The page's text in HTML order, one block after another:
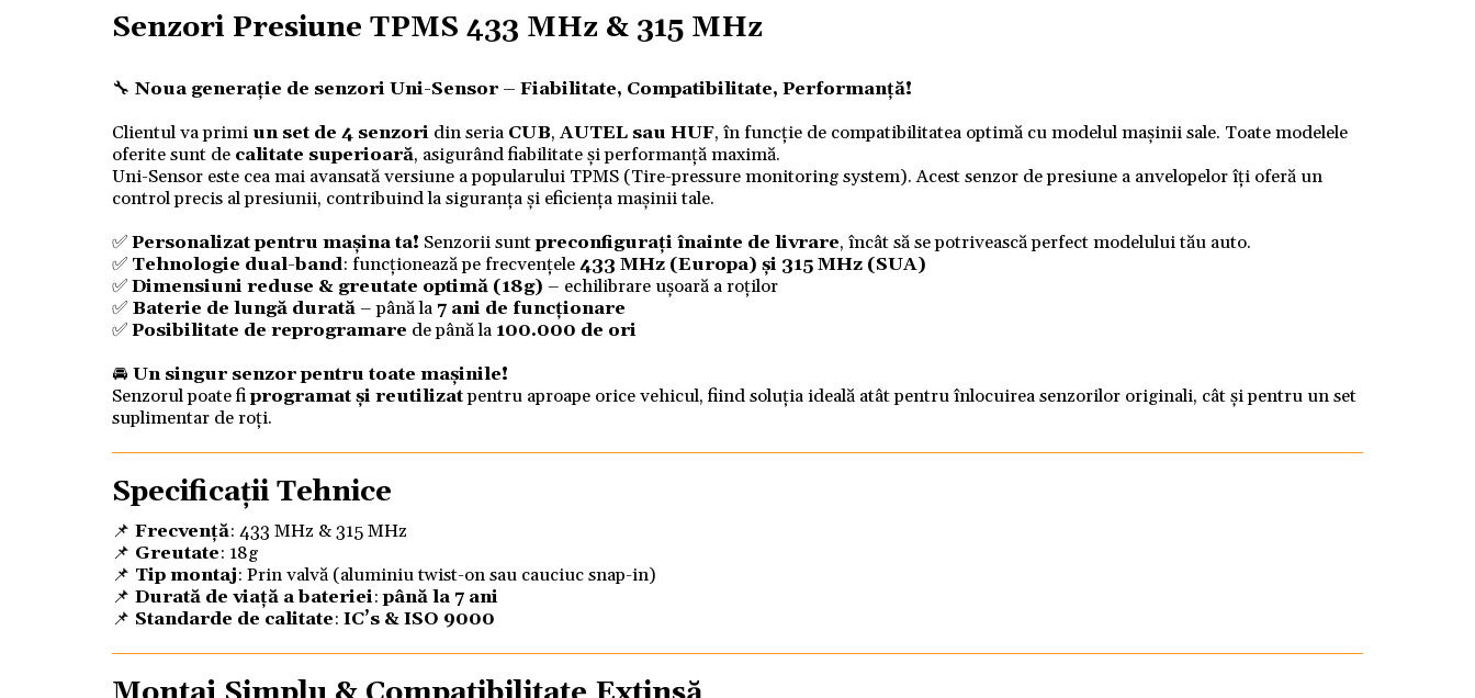
Senzori Presiune TPMS 433 MHz & 315 MHz
🔧 Noua generație de senzori Uni-Sensor – Fiabilitate, Compatibilitate, Performanță!
Clientul va primi un set de 4 senzori din seria CUB, AUTEL sau HUF, în funcție de compatibilitatea optimă cu modelul mașinii sale. Toate modelele
oferite sunt de calitate superioară, asigurând fiabilitate și performanță maximă.
Uni-Sensor este cea mai avansată versiune a popularului TPMS (Tire-pressure monitoring system). Acest senzor de presiune a anvelopelor îți oferă un
control precis al presiunii, contribuind la siguranța și eficiența mașinii tale.
✅Personalizat pentru mașina ta! Senzorii suntpreconfigurați înainte de livrare, încât să se potrivească perfect modelului tău auto.
✅ Tehnologie dual-band: funcționează pe frecvențele433 MHz (Europa) și 315 MHz (SUA)
✅Dimensiuni reduse & greutate optimă (18g) – echilibrare ușoară a roților
✅ Baterie de lungă durată– până la 7 ani de funcționare
✅Posibilitate de reprogramare de până la 100.000 de ori
🚘 Un singur senzor pentru toate mașinile!
Senzorul poate fiprogramat și reutilizatpentru aproape orice vehicul, fiind soluția ideală atât pentru înlocuirea senzorilor originali, cât și pentru un set
suplimentar de roți.
Specificații Tehnice
📌 Frecvență: 433 MHz & 315 MHz
📌 Greutate: 18g
📌 Tip montaj: Prin valvă (aluminiu twist-on sau cauciuc snap-in)
📌 Durată de viață a bateriei:până la 7 ani
📌 Standarde de calitate: IC’s & ISO 9000